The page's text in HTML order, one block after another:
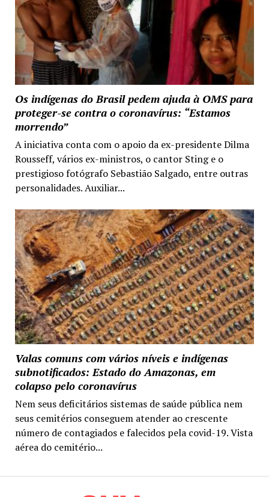
Os indígenas do Brasil pedem ajuda à OMS para
proteger-se contra o coronavírus: “Estamos
morrendo”
A iniciativa conta com o apoio da ex-presidente Dilma
Rousseff, vários ex-ministros, o cantor Sting e o
prestigioso fotógrafo Sebastião Salgado, entre outras
personalidades. Auxiliar...
Valas comuns com vários níveis e indígenas
subnotificados: Estado do Amazonas, em
colapso pelo coronavírus
Nem seus deficitários sistemas de saúde pública nem
seus cemitérios conseguem atender ao crescente
número de contagiados e falecidos pela covid-19. Vista
aérea do cemitério...